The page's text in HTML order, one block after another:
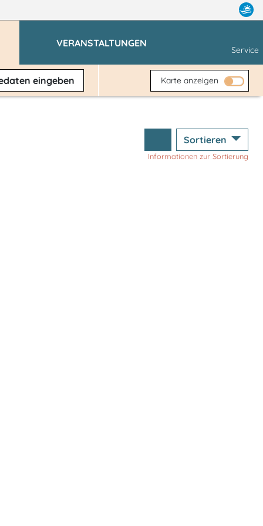
VERANSTALTUNGEN
Service
eingeben Karte anzeigen
Sortieren
Informationen zur Sortierung